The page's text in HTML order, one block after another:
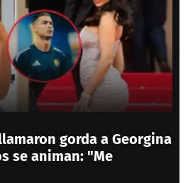
gorda a Georgina
se animan: "Me